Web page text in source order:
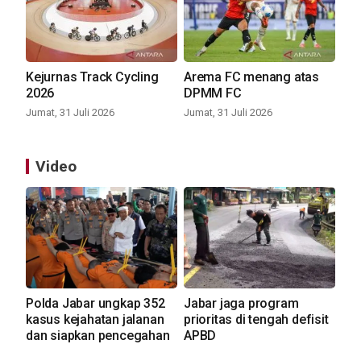
Kejurnas Track Cycling
2026
Jumat, 31 Juli 2026
Arema FC menang atas
DPMM FC
Jumat, 31 Juli 2026
Video
Polda Jabar ungkap 352
kasus kejahatan jalanan
dan siapkan pencegahan
Jabar jaga program
prioritas di tengah defisit
APBD